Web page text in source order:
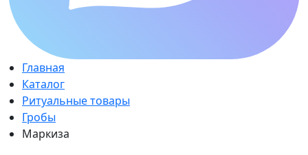
Главная
Каталог
Ритуальные товары
Гробы
Маркиза